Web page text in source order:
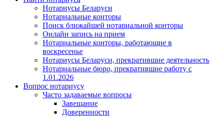
Нотариусы Беларуси
Нотариальные конторы
Поиск ближайшей нотариальной конторы
Онлайн запись на прием
Нотариальные конторы, работающие в
воскресенье
Нотариусы Беларуси, прекратившие деятельность
Нотариальные бюро, прекратившие работу с
1.01.2026
Вопрос нотариусу
Часто задаваемые вопросы
Завещание
Доверенности